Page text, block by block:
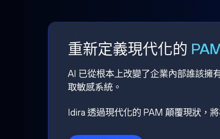
重新定義現代化的
AI 已從根本上改變了企業內部誰該擁
取敏感系統。
Idira 透過現代化的 PAM 顛覆現狀，